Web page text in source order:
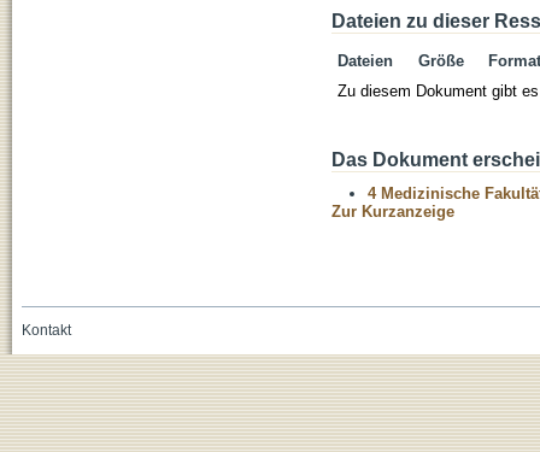
Dateien zu dieser
Dateien Größe
Format
Zu diesem Dokument gibt
Das Dokument
4 Medizinische
Zur Kurzanzeige
Kontakt